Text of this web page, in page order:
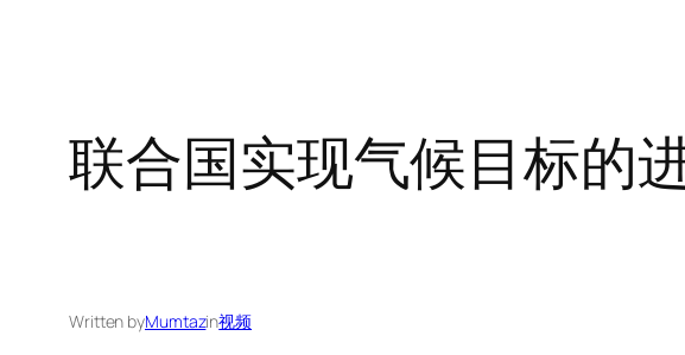
联合国实现气候目标的
Written byMumtazin视频